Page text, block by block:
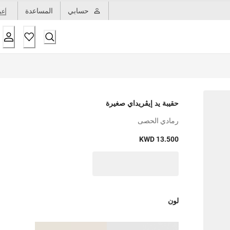
حسابي المساعدة
حقيبة يد إيڤريداي صغيرة
رمادي الحصى
KWD 13.500
لون